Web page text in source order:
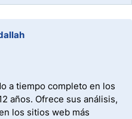
a tiempo completo en los
años. Ofrece sus análisis,
los sitios web más